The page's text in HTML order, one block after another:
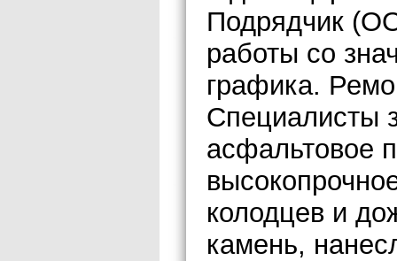
Подрядчик
работы со
графика.
Специалисты
асфальтовое
колодцев и
камень,